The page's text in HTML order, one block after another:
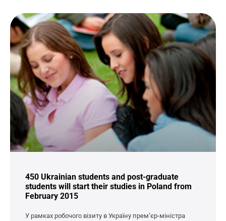
450 Ukrainian students and post-graduate
students will start their studies in Poland from
February 2015
У рамках робочого візиту в Україну прем’єр-міністра